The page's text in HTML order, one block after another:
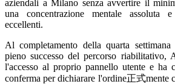
aziendali a Milano senza avvertire il
una concentrazione mentale assoluta
eccellenti.
Al completamento della quarta
pieno successo del percorso riabilitativo,
l'accesso al proprio pannello utente e ha
conferma per dichiarare l'ordine正式mente